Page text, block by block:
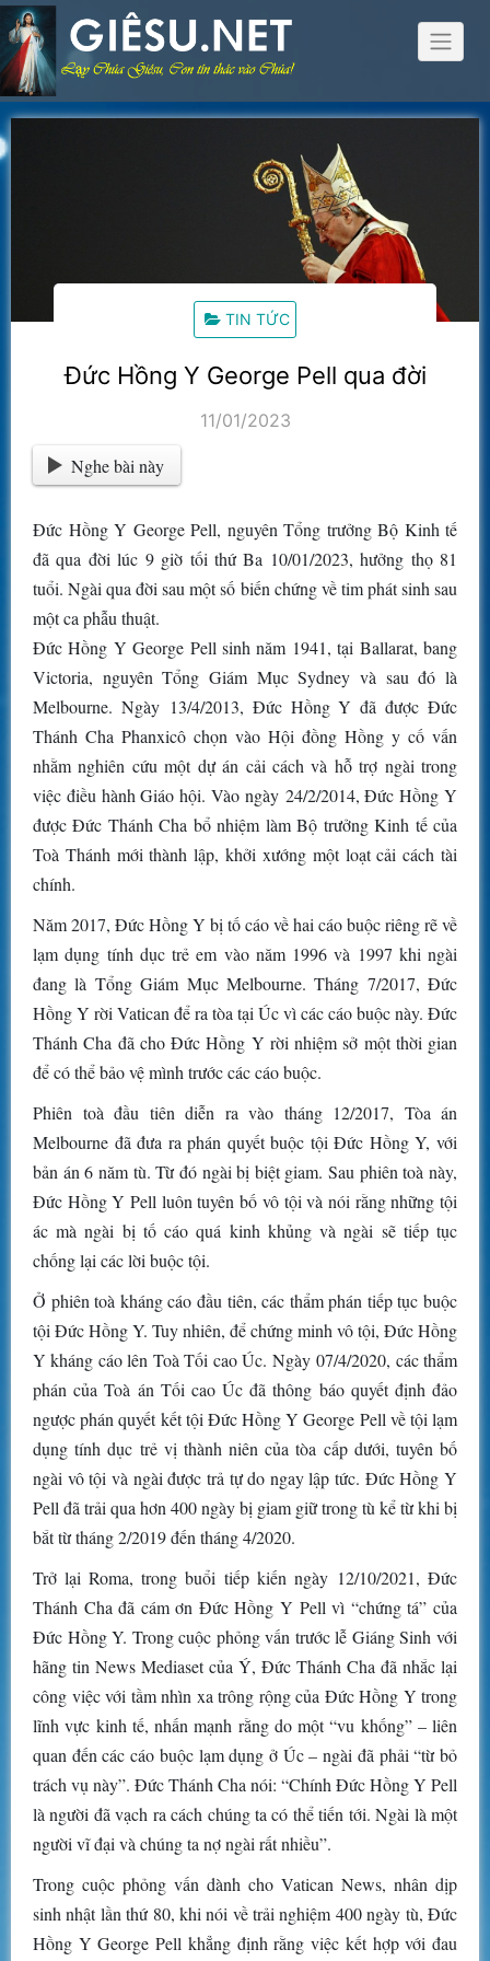
Skip
to
content
TIN TỨC
Đức Hồng Y George Pell qua đời
11/01/2023
Nghe bài này
Đức Hồng Y George Pell, nguyên Tổng trưởng Bộ Kinh tế
đã qua đời lúc 9 giờ tối thứ Ba 10/01/2023, hưởng thọ 81
tuổi. Ngài qua đời sau một số biến chứng về tim phát sinh sau
một ca phẫu thuật.
Đức Hồng Y George Pell sinh năm 1941, tại Ballarat, bang
Victoria, nguyên Tổng Giám Mục Sydney và sau đó là
Melbourne. Ngày 13/4/2013, Đức Hồng Y đã được Đức
Thánh Cha Phanxicô chọn vào Hội đồng Hồng y cố vấn
nhằm nghiên cứu một dự án cải cách và hỗ trợ ngài trong
việc điều hành Giáo hội. Vào ngày 24/2/2014, Đức Hồng Y
được Đức Thánh Cha bổ nhiệm làm Bộ trưởng Kinh tế của
Toà Thánh mới thành lập, khởi xướng một loạt cải cách tài
chính.
Năm 2017, Đức Hồng Y bị tố cáo về hai cáo buộc riêng rẽ về
lạm dụng tính dục trẻ em vào năm 1996 và 1997 khi ngài
đang là Tổng Giám Mục Melbourne. Tháng 7/2017, Đức
Hồng Y rời Vatican để ra tòa tại Úc vì các cáo buộc này. Đức
Thánh Cha đã cho Đức Hồng Y rời nhiệm sở một thời gian
để có thể bảo vệ mình trước các cáo buộc.
Phiên toà đầu tiên diễn ra vào tháng 12/2017, Tòa án
Melbourne đã đưa ra phán quyết buộc tội Đức Hồng Y, với
bản án 6 năm tù. Từ đó ngài bị biệt giam. Sau phiên toà này,
Đức Hồng Y Pell luôn tuyên bố vô tội và nói rằng những tội
ác mà ngài bị tố cáo quá kinh khủng và ngài sẽ tiếp tục
chống lại các lời buộc tội.
Ở phiên toà kháng cáo đầu tiên, các thẩm phán tiếp tục buộc
tội Đức Hồng Y. Tuy nhiên, để chứng minh vô tội, Đức Hồng
Y kháng cáo lên Toà Tối cao Úc. Ngày 07/4/2020, các thẩm
phán của Toà án Tối cao Úc đã thông báo quyết định đảo
ngược phán quyết kết tội Đức Hồng Y George Pell về tội lạm
dụng tính dục trẻ vị thành niên của tòa cấp dưới, tuyên bố
ngài vô tội và ngài được trả tự do ngay lập tức. Đức Hồng Y
Pell đã trải qua hơn 400 ngày bị giam giữ trong tù kể từ khi bị
bắt từ tháng 2/2019 đến tháng 4/2020.
Trở lại Roma, trong buổi tiếp kiến ngày 12/10/2021, Đức
Thánh Cha đã cám ơn Đức Hồng Y Pell vì “chứng tá” của
Đức Hồng Y. Trong cuộc phỏng vấn trước lễ Giáng Sinh với
hãng tin News Mediaset của Ý, Đức Thánh Cha đã nhắc lại
công việc với tầm nhìn xa trông rộng của Đức Hồng Y trong
lĩnh vực kinh tế, nhấn mạnh rằng do một “vu khống” – liên
quan đến các cáo buộc lạm dụng ở Úc – ngài đã phải “từ bỏ
trách vụ này”. Đức Thánh Cha nói: “Chính Đức Hồng Y Pell
là người đã vạch ra cách chúng ta có thể tiến tới. Ngài là một
người vĩ đại và chúng ta nợ ngài rất nhiều”.
Trong cuộc phỏng vấn dành cho Vatican News, nhân dịp
sinh nhật lần thứ 80, khi nói về trải nghiệm 400 ngày tù, Đức
Hồng Y George Pell khẳng định rằng việc kết hợp với đau